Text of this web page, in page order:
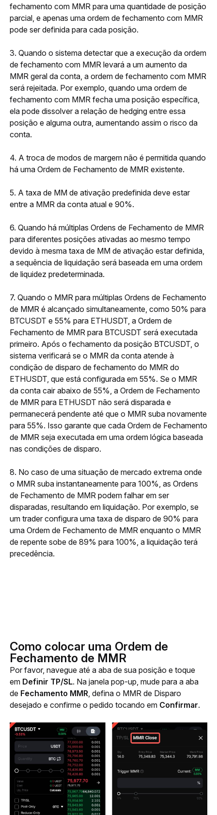
fechamento com MMR para uma quantidade de posição
parcial, e apenas uma ordem de fechamento com MMR
pode ser definida para cada posição.
3. Quando o sistema detectar que a execução da ordem
de fechamento com MMR levará a um aumento da
MMR geral da conta, a ordem de fechamento com MMR
será rejeitada. Por exemplo, quando uma ordem de
fechamento com MMR fecha uma posição específica,
ela pode dissolver a relação de hedging entre essa
posição e alguma outra, aumentando assim o risco da
conta.
4. A troca de modos de margem não é permitida quando
há uma Ordem de Fechamento de MMR existente.
5. A taxa de MM de ativação predefinida deve estar
entre a MMR da conta atual e 90%.
6. Quando há múltiplas Ordens de Fechamento de MMR
para diferentes posições ativadas ao mesmo tempo
devido à mesma taxa de MM de ativação estar definida,
a sequência de liquidação será baseada em uma ordem
de liquidez predeterminada.
7. Quando o MMR para múltiplas Ordens de Fechamento
de MMR é alcançado simultaneamente, como 50% para
BTCUSDT e 55% para ETHUSDT, a Ordem de
Fechamento de MMR para BTCUSDT será executada
primeiro. Após o fechamento da posição BTCUSDT, o
sistema verificará se o MMR da conta atende à
condição de disparo de fechamento do MMR do
ETHUSDT, que está configurada em 55%. Se o MMR
da conta cair abaixo de 55%, a Ordem de Fechamento
de MMR para ETHUSDT não será disparada e
permanecerá pendente até que o MMR suba novamente
para 55%. Isso garante que cada Ordem de Fechamento
de MMR seja executada em uma ordem lógica baseada
nas condições de disparo.
8. No caso de uma situação de mercado extrema onde
o MMR suba instantaneamente para 100%, as Ordens
de Fechamento de MMR podem falhar em ser
disparadas, resultando em liquidação. Por exemplo, se
um trader configura uma taxa de disparo de 90% para
uma Ordem de Fechamento de MMR enquanto o MMR
de repente sobe de 89% para 100%, a liquidação terá
precedência.
Como colocar uma Ordem de
Fechamento de MMR
Por favor, navegue até a aba de sua posição e toque
em Definir TP/SL. Na janela pop-up, mude para a aba
de Fechamento MMR, defina o MMR de Disparo
desejado e confirme o pedido tocando em Confirmar.